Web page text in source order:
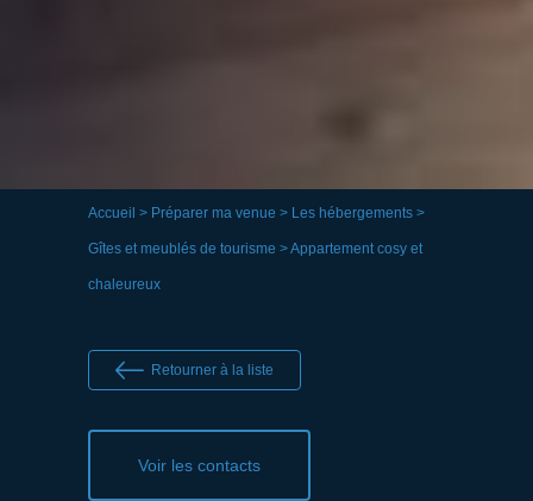
Accueil > Préparer ma venue > Les hébergements >
Gîtes et meublés de tourisme > Appartement cosy et
chaleureux
Retourner à la liste
Voir les contacts